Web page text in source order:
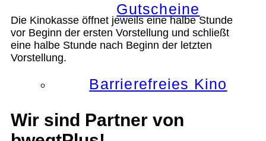
Gutscheine
Barrierefreies Kino
Die Kinokasse öffnet jeweils eine halbe Stunde
vor Beginn der ersten Vorstellung und schließt
eine halbe Stunde nach Beginn der letzten
Vorstellung.
Wir sind Partner von